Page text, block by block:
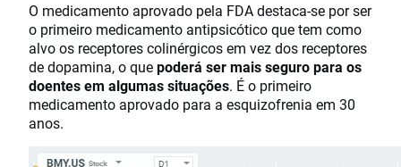
O medicamento aprovado pela FDA destaca-se por ser
o primeiro medicamento antipsicótico que tem como
alvo os receptores colinérgicos em vez dos receptores
de dopamina, o quepoderá ser mais seguro para os
doentes em algumas situações. É o primeiro
medicamento aprovado para a esquizofrenia em 30
anos.